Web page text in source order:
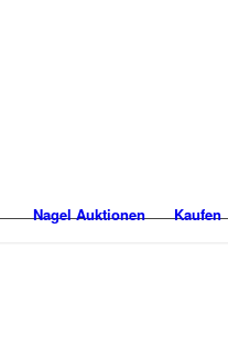
Nagel Auktionen Kaufen